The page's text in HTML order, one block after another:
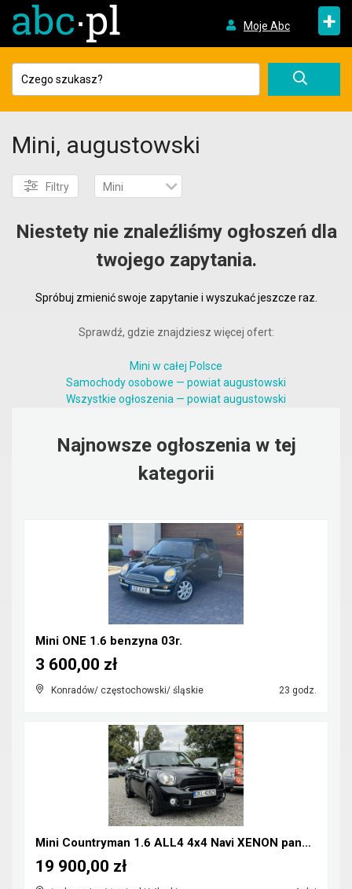
Moje Abc +
Mini, augustowski
Filtry Mini
Niestety nie znaleźliśmy ogłoszeń dla
twojego zapytania.
Spróbuj zmienić swoje zapytanie i wyszukać jeszcze raz.
Sprawdź, gdzie znajdziesz więcej ofert:
Mini w całej Polsce
Samochody osobowe — powiat augustowski
Wszystkie ogłoszenia — powiat augustowski
Najnowsze ogłoszenia w tej
kategorii
Mini ONE 1.6 benzyna 03r.
Konradów/ częstochowski/ śląskie 23 godz.
3 600,00 zł
Mini Countryman 1.6 ALL4 4x4 Navi XENON panorama
19 900,00 zł